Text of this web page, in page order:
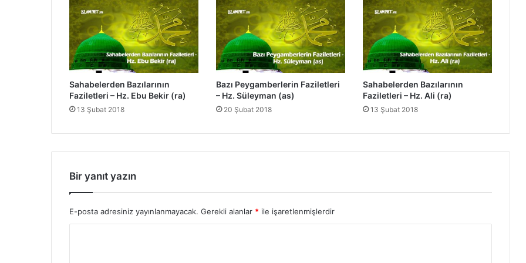
i
e
t
l
r
i
-
e
e
i
n
t
i
l
e
t
l
e
r
i
a
i
n
Sahabelerden Bazılarının
Faziletleri – Hz. Ebu Bekir (ra)
13 Şubat 2018
Bazı Peygamberlerin Faziletleri
– Hz. Süleyman (as)
20 Şubat 2018
Sahabelerden Bazılarının
Faziletleri – Hz. Ali (ra)
13 Şubat 2018
Bir yanıt yazın
E-posta adresiniz yayınlanmayacak. Gerekli alanlar * ile işaretlenmişlerdir